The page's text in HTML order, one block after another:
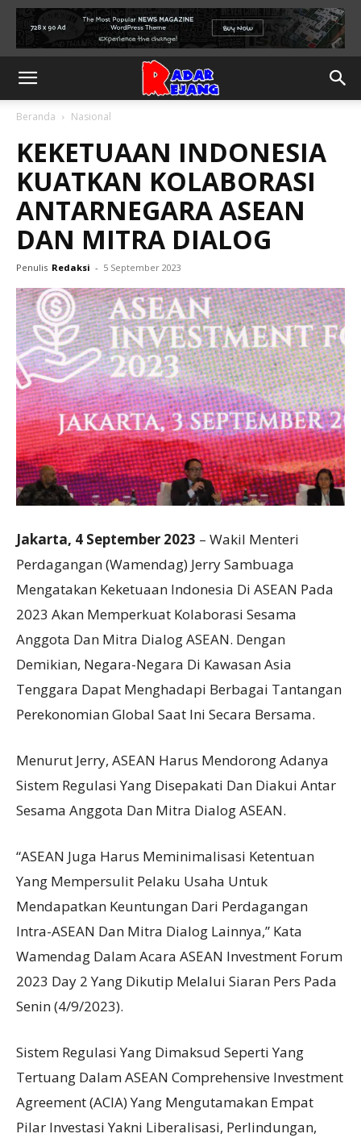
Beranda Nasional
KEKETUAAN INDONESIA
KUATKAN KOLABORASI
ANTARNEGARA ASEAN
DAN MITRA DIALOG
Penulis Redaksi - 5 September 2023
Jakarta, 4 September 2023 – Wakil Menteri
Perdagangan (Wamendag) Jerry Sambuaga
Mengatakan Keketuaan Indonesia Di ASEAN Pada
2023 Akan Memperkuat Kolaborasi Sesama
Anggota Dan Mitra Dialog ASEAN. Dengan
Demikian, Negara-Negara Di Kawasan Asia
Tenggara Dapat Menghadapi Berbagai Tantangan
Perekonomian Global Saat Ini Secara Bersama.
Menurut Jerry, ASEAN Harus Mendorong Adanya
Sistem Regulasi Yang Disepakati Dan Diakui Antar
Sesama Anggota Dan Mitra Dialog ASEAN.
“ASEAN Juga Harus Meminimalisasi Ketentuan
Yang Mempersulit Pelaku Usaha Untuk
Mendapatkan Keuntungan Dari Perdagangan
Intra-ASEAN Dan Mitra Dialog Lainnya,” Kata
Wamendag Dalam Acara ASEAN Investment Forum
2023 Day 2 Yang Dikutip Melalui Siaran Pers Pada
Senin (4/9/2023).
Sistem Regulasi Yang Dimaksud Seperti Yang
Tertuang Dalam ASEAN Comprehensive Investment
Agreement (ACIA) Yang Mengutamakan Empat
Pilar Investasi Yakni Liberalisasi, Perlindungan,